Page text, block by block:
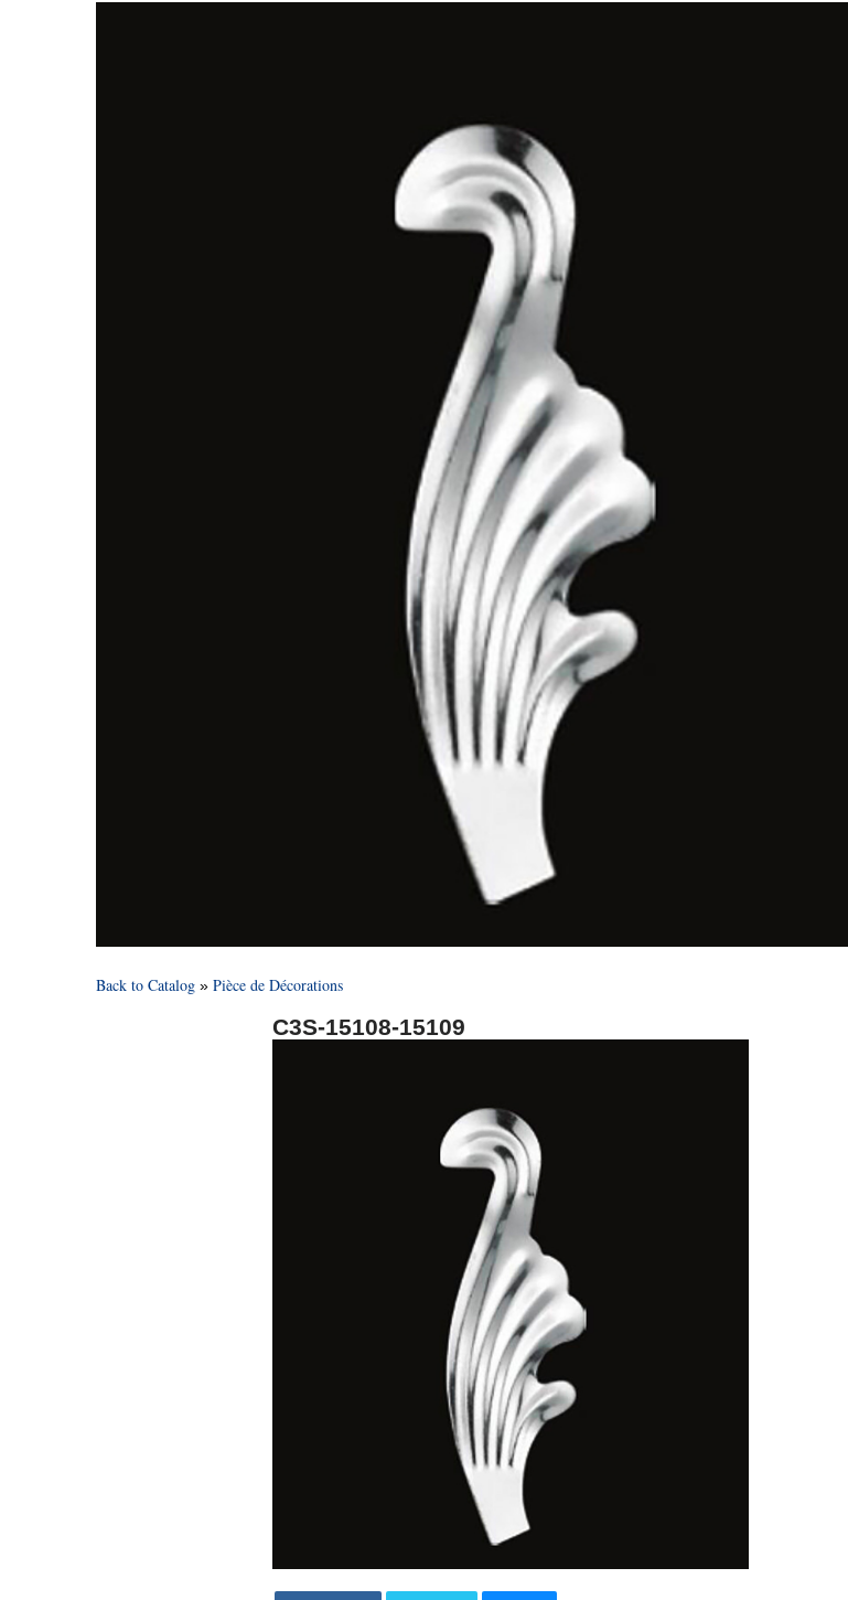
Back to Catalog Pièce de Décorations
C3S-15108-15109